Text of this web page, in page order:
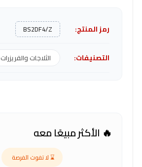
رمز المنتج: BS2DF4/Z
التصنيفات: الثلاجات والفريزرات
🔥 الأكثر مبيعًا معه
⌛ لا تفوت الفرصة